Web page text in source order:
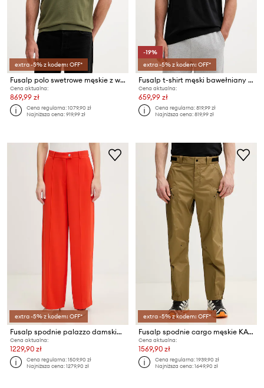
extra -5% z kodem: OFF*
Fusalp polo swetrowe męskie z wiskozą HENRYO
Cena aktualna:
869,99 zł
Cena regularna:1079,90 zł
Najniższa cena:919,99 zł
-19%
extra -5% z kodem: OFF*
Fusalp t-shirt męski bawełniany TYLERR
Cena aktualna:
659,99 zł
Cena regularna:819,99 zł
Najniższa cena:819,99 zł
extra -5% z kodem: OFF*
Fusalp spodnie palazzo damskie NOALERI
Cena aktualna:
1229,90 zł
Cena regularna:1509,90 zł
Najniższa cena:1279,90 zł
extra -5% z kodem: OFF*
Fusalp spodnie cargo męskie KAVIRO
Cena aktualna:
1569,90 zł
Cena regularna:1939,90 zł
Najniższa cena:1649,90 zł